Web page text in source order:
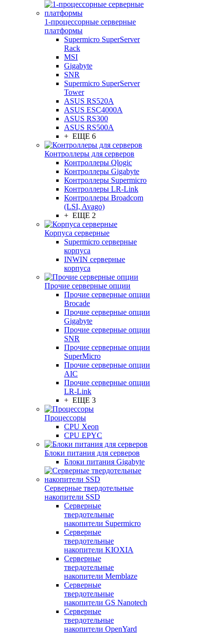
1-процессорные серверные
платформы
Supermicro SuperServer
Rack
MSI
Gigabyte
SNR
Supermicro SuperServer
Tower
ASUS RS520A
ASUS ESC4000A
ASUS RS300
ASUS RS500A
+ ЕЩЕ 6
Контроллеры для серверов
Контроллеры Qlogic
Контроллеры Gigabyte
Контроллеры Supermicro
Контроллеры LR-Link
Контроллеры Broadcom
(LSI, Avago)
+ ЕЩЕ 2
Корпуса серверные
Supermicro серверные
корпуса
INWIN серверные
корпуса
Прочие серверные опции
Прочие серверные опции
Brocade
Прочие серверные опции
Gigabyte
Прочие серверные опции
SNR
Прочие серверные опции
SuperMicro
Прочие серверные опции
AIC
Прочие серверные опции
LR-Link
+ ЕЩЕ 3
Процессоры
CPU Xeon
CPU EPYC
Блоки питания для серверов
Блоки питания Gigabyte
Серверные твердотельные
накопители SSD
Cерверные
твердотельные
накопители Supermicro
Cерверные
твердотельные
накопители KIOXIA
Cерверные
твердотельные
накопители Memblaze
Cерверные
твердотельные
накопители GS Nanotech
Серверные
твердотельные
накопители OpenYard